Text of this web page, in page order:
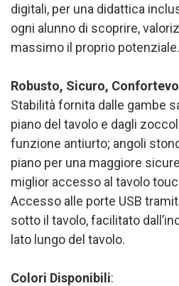
digitali, per una didattica
ogni alunno di scoprire,
massimo il proprio potenziale.
Robusto, Sicuro,
Stabilità fornita dalle gambe
piano del tavolo e dagli
funzione antiurto; angoli
piano per una maggiore
miglior accesso al tavolo
Accesso alle porte USB
sotto il tavolo, facilitato
lato lungo del tavolo.
Colori Disponibili: